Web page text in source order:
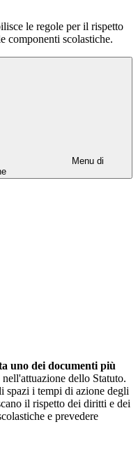
le regole per il rispetto
componenti scolastiche.
Menu di
uno dei documenti più
nell'attuazione dello Statuto.
spazi i tempi di azione degli
il rispetto dei diritti e dei
e prevedere